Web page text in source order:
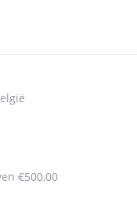
€500,00